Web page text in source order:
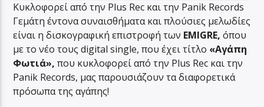
Κυκλοφορεί από την Plus Rec και την Panik Records
Γεμάτη έντονα συναισθήματα και πλούσιες μελωδίες
είναι η δισκογραφική επιστροφή των EMIGRE, όπου
με το νέο τους digital single, που έχει τίτλο «Αγάπη
Φωτιά», που κυκλοφορεί από την Plus Rec και την
Panik Records, μας παρουσιάζουν τα διαφορετικά
πρόσωπα της αγάπης!